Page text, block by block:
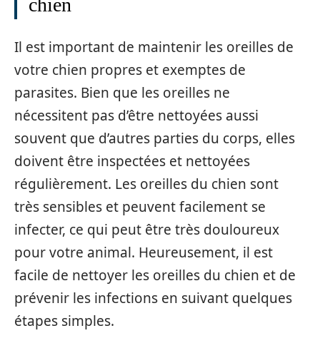
chien
Il est important de maintenir les oreilles de
votre chien propres et exemptes de
parasites. Bien que les oreilles ne
nécessitent pas d’être nettoyées aussi
souvent que d’autres parties du corps, elles
doivent être inspectées et nettoyées
régulièrement. Les oreilles du chien sont
très sensibles et peuvent facilement se
infecter, ce qui peut être très douloureux
pour votre animal. Heureusement, il est
facile de nettoyer les oreilles du chien et de
prévenir les infections en suivant quelques
étapes simples.